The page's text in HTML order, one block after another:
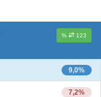
% 123
9,0%
7,2%